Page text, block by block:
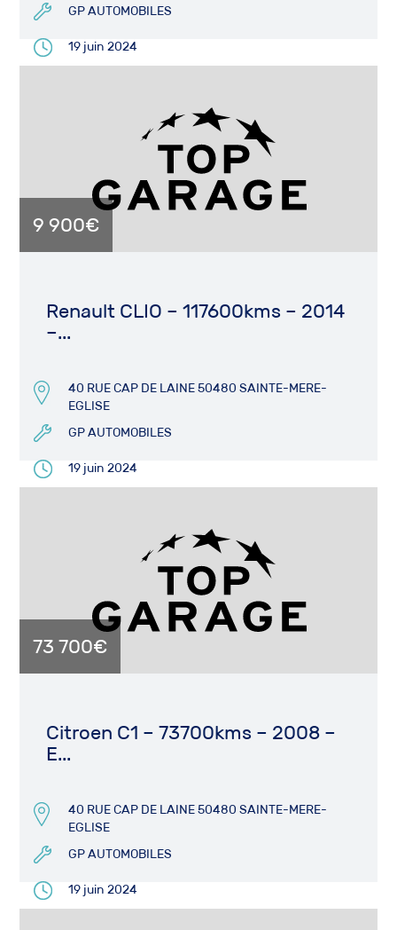
GP AUTOMOBILES
19 juin 2024
9 900€
Renault CLIO – 117600kms – 2014
–...
40 RUE CAP DE LAINE 50480 SAINTE-MERE-
EGLISE
GP AUTOMOBILES
19 juin 2024
73 700€
Citroen C1 – 73700kms – 2008 –
E...
40 RUE CAP DE LAINE 50480 SAINTE-MERE-
EGLISE
GP AUTOMOBILES
19 juin 2024